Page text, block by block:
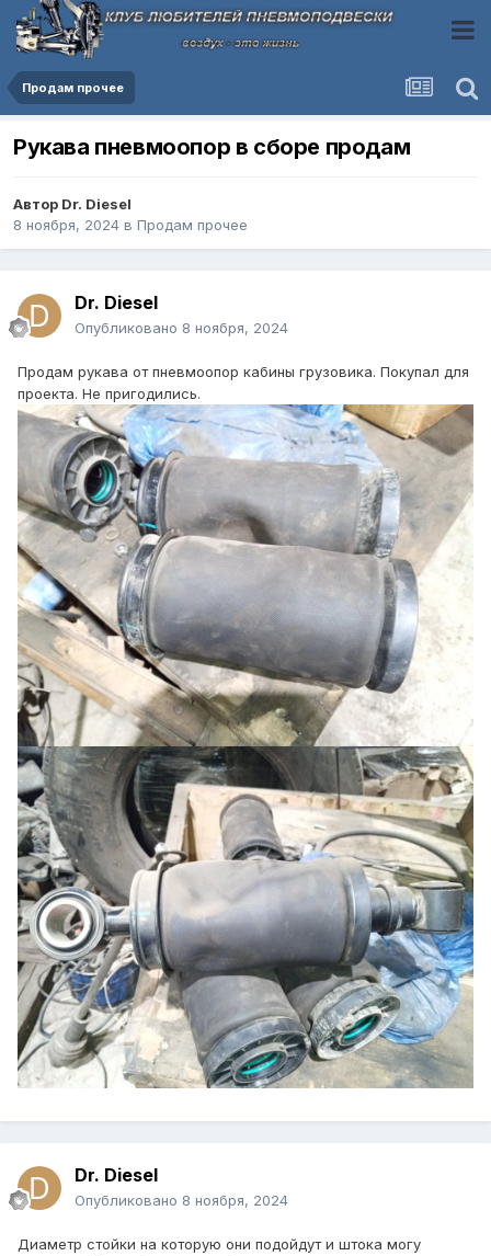
Продам прочее
Рукава пневмоопор в сборе продам
Автор Dr. Diesel
8 ноября, 2024 в Продам прочее
Dr. Diesel
Опубликовано 8 ноября, 2024
Продам рукава от пневмоопор кабины грузовика. Покупал для
проекта. Не пригодились.
Dr. Diesel
Опубликовано 8 ноября, 2024
Диаметр стойки на которую они подойдут и штока могу